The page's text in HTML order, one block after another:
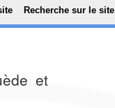
contenu principal
Recherche sur le site
et